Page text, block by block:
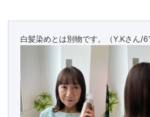
白髪染めとは別物です。（Y.Kさん/61